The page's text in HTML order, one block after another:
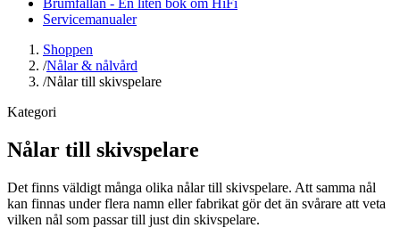
Servicemanualer
Shoppen
/Nålar & nålvård
/Nålar till skivspelare
Kategori
Nålar till skivspelare
Det finns väldigt många olika nålar till skivspelare. Att samma nål
kan finnas under flera namn eller fabrikat gör det än svårare att veta
vilken nål som passar till just din skivspelare.